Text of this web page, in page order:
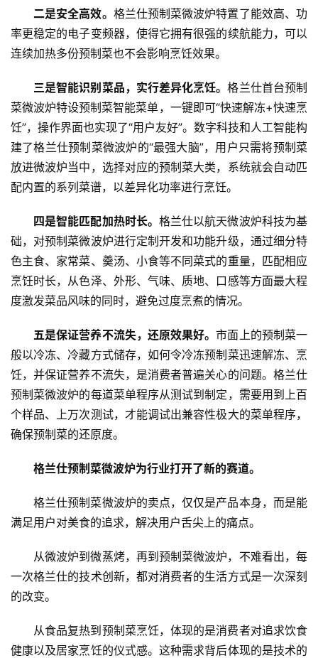
创
数
说
新
商
商
专
栏
专
二是安全高效。 格兰仕预制菜微波炉特置了能效高、功
率更稳定的电子变频器，使得它拥有很强的续航能力，可以
连续加热多份预制菜也不会影响烹饪效果。
三是智能识别菜品，实行差异化烹饪。格兰仕首台预制
菜微波炉特设预制菜智能菜单，一键即可“快速解冻+快速烹
饪”，操作界面也实现了“用户友好”。数字科技和人工智能构
建了格兰仕预制菜微波炉的“最强大脑”，用户只需将预制菜
放进微波炉当中，选择对应的预制菜大类，系统就会自动匹
配内置的系列菜谱，以差异化功率进行烹饪。
四是智能匹配加热时长。 格兰仕以航天微波炉科技为基
础，对预制菜微波炉进行定制开发和功能升级，通过细分特
色主食、家常菜、羹汤、小食等不同菜式的重量，匹配相应
烹饪时长，从色泽、外形、气味、质地、口感等方面最大程
度激发菜品风味的同时，避免过度烹煮的情况。
五是保证营养不流失，还原效果好。市面上的预制菜一
般以冷冻、冷藏方式储存，如何令冷冻预制菜迅速解冻、烹
饪，并保证营养不流失，是消费者普遍关心的问题。格兰仕
预制菜微波炉的每道菜单程序从测试到制定，需要用到上百
个样品、上万次测试，才能调试出兼容性极大的菜单程序，
确保预制菜的还原度。
格兰仕预制菜微波炉为行业打开了新的赛道。
格兰仕预制菜微波炉的卖点，仅仅是产品本身，而是能
满足用户对美食的追求，解决用户舌尖上的痛点。
从微波炉到微蒸烤，再到预制菜微波炉，不难看出，每
一次格兰仕的技术创新，都对消费者的生活方式是一次深刻
的改变。
从食品复热到预制菜烹饪，体现的是消费者对追求饮食
健康以及居家烹饪的仪式感。这种需求背后体现的是技术的